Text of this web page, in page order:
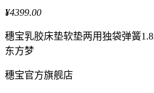
¥4399.00
穗宝乳胶床垫软垫两用独袋弹簧
东方梦
穗宝官方旗舰店